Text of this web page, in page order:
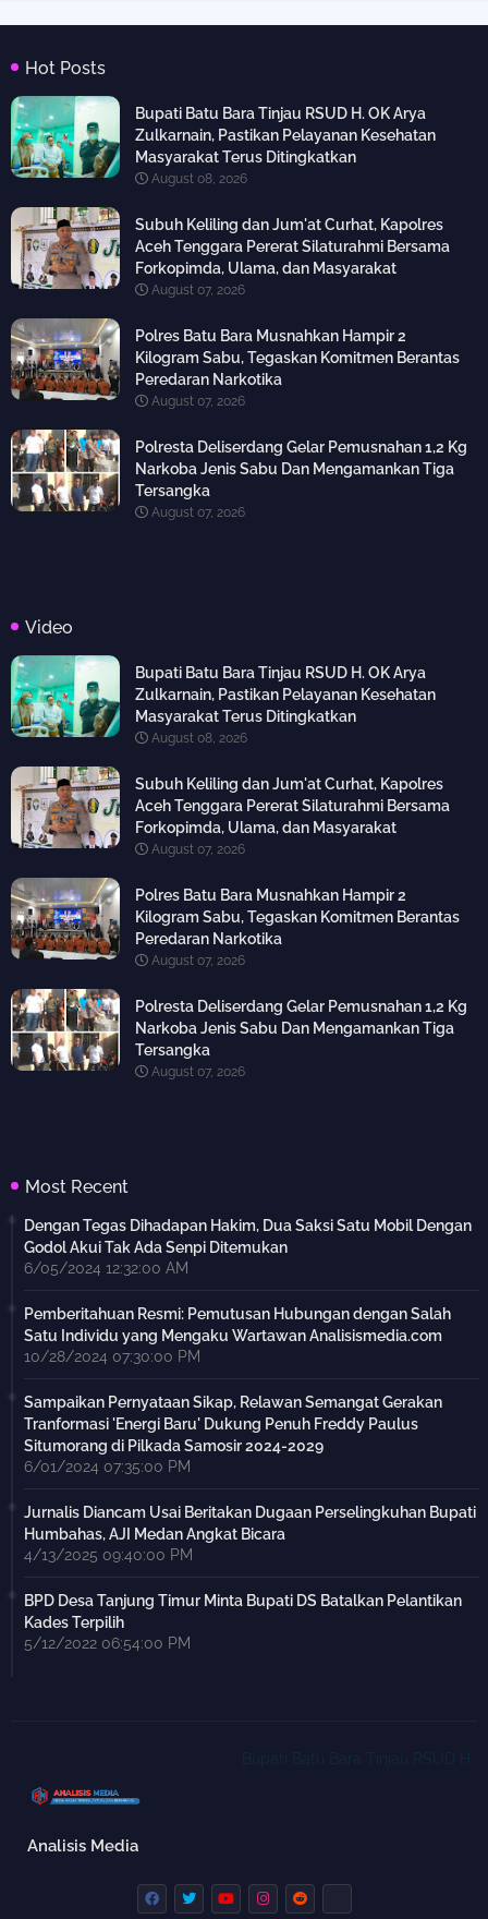
Hot Posts
Bupati Batu Bara Tinjau RSUD H. OK Arya
Zulkarnain, Pastikan Pelayanan Kesehatan
Masyarakat Terus Ditingkatkan
August 08, 2026
Subuh Keliling dan Jum'at Curhat, Kapolres
Aceh Tenggara Pererat Silaturahmi Bersama
Forkopimda, Ulama, dan Masyarakat
August 07, 2026
Polres Batu Bara Musnahkan Hampir 2
Kilogram Sabu, Tegaskan Komitmen Berantas
Peredaran Narkotika
August 07, 2026
Polresta Deliserdang Gelar Pemusnahan 1,2 Kg
Narkoba Jenis Sabu Dan Mengamankan Tiga
Tersangka
August 07, 2026
Video
Bupati Batu Bara Tinjau RSUD H. OK Arya
Zulkarnain, Pastikan Pelayanan Kesehatan
Masyarakat Terus Ditingkatkan
August 08, 2026
Subuh Keliling dan Jum'at Curhat, Kapolres
Aceh Tenggara Pererat Silaturahmi Bersama
Forkopimda, Ulama, dan Masyarakat
August 07, 2026
Polres Batu Bara Musnahkan Hampir 2
Kilogram Sabu, Tegaskan Komitmen Berantas
Peredaran Narkotika
August 07, 2026
Polresta Deliserdang Gelar Pemusnahan 1,2 Kg
Narkoba Jenis Sabu Dan Mengamankan Tiga
Tersangka
August 07, 2026
Most Recent
Dengan Tegas Dihadapan Hakim, Dua Saksi Satu Mobil Dengan
Godol Akui Tak Ada Senpi Ditemukan
6/05/2024 12:32:00 AM
Pemberitahuan Resmi: Pemutusan Hubungan dengan Salah
Satu Individu yang Mengaku Wartawan Analisismedia.com
10/28/2024 07:30:00 PM
Sampaikan Pernyataan Sikap, Relawan Semangat Gerakan
Tranformasi 'Energi Baru' Dukung Penuh Freddy Paulus
Situmorang di Pilkada Samosir 2024-2029
6/01/2024 07:35:00 PM
Jurnalis Diancam Usai Beritakan Dugaan Perselingkuhan Bupati
Humbahas, AJI Medan Angkat Bicara
4/13/2025 09:40:00 PM
BPD Desa Tanjung Timur Minta Bupati DS Batalkan Pelantikan
Kades Terpilih
5/12/2022 06:54:00 PM
Analisis Media